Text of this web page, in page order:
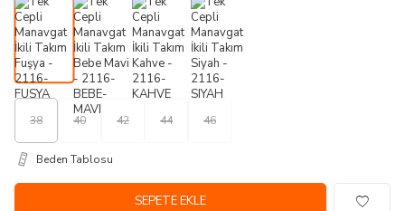
38 40 42 44 46
Beden Tablosu
SEPETE EKLE